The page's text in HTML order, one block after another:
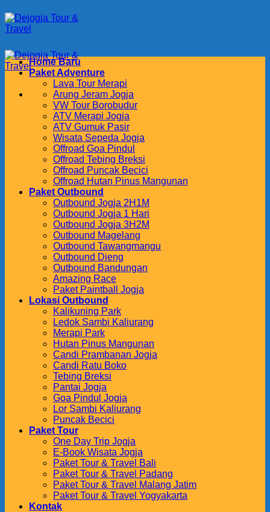
to
content
Home Baru
Paket Adventure
Lava Tour Merapi
Arung Jeram Jogja
VW Tour Borobudur
ATV Merapi Jogja
ATV Gumuk Pasir
Wisata Sepeda Jogja
Offroad Goa Pindul
Offroad Tebing Breksi
Offroad Puncak Becici
Offroad Hutan Pinus Mangunan
Paket Outbound
Outbound Jogja 2H1M
Outbound Jogja 1 Hari
Outbound Jogja 3H2M
Outbound Magelang
Outbound Tawangmangu
Outbound Dieng
Outbound Bandungan
Amazing Race
Paket Paintball Jogja
Lokasi Outbound
Kalikuning Park
Ledok Sambi Kaliurang
Merapi Park
Hutan Pinus Mangunan
Candi Prambanan Jogja
Candi Ratu Boko
Tebing Breksi
Pantai Jogja
Goa Pindul Jogja
Lor Sambi Kaliurang
Puncak Becici
Paket Tour
One Day Trip Jogja
E-Book Wisata Jogja
Paket Tour & Travel Bali
Paket Tour & Travel Padang
Paket Tour & Travel Malang Jatim
Paket Tour & Travel Yogyakarta
Kontak